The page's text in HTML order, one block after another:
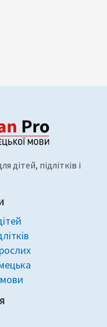
дітей, підлітків і